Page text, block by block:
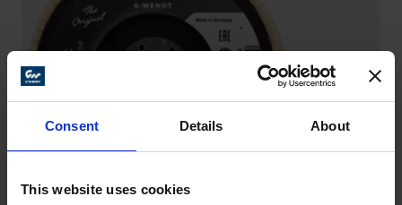
Consent Details About
This website uses cookies